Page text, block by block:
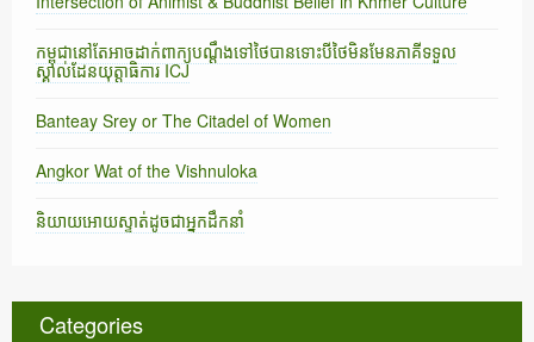
កម្ពុជានៅតែអាចដាក់ពាក្យបណ្តឹងទៅថៃបានទោះបីថៃមិនមែនភាគីទទួល
ស្គាល់ដែនយុត្តាធិការ ICJ
Banteay Srey or The Citadel of Women
Angkor Wat of the Vishnuloka
និយាយអោយស្ទាត់ដូចជាអ្នកដឹកនាំ
Categories